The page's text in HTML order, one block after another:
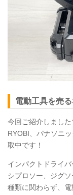
電動工具を売
今回ご紹介しました
RYOBI 、パナソニ
取中です！
インパクトドライ
シプロソー、ジグソ
種類に関わらず、電